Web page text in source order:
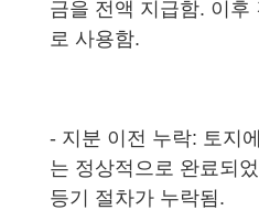
금을 전액 지급함. 이후
로 사용함.
- 지분 이전 누락: 토지
는 정상적으로 완료되
등기 절차가 누락됨.